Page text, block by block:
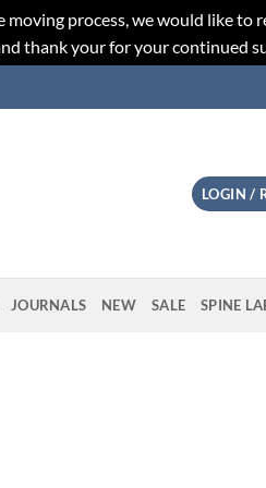
process, we would like to
thank your for your continued
LOGIN /
JOURNALS NEW SALE SPINE